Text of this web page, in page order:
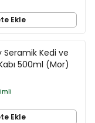
Ekle
Kedi ve
500ml (Mor)
Ekle